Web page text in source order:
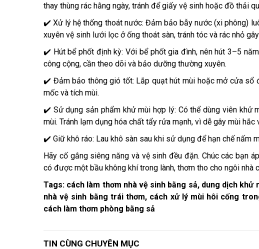
thay thùng rác hằng ngày, tránh để giấy vệ sinh hoặc đồ thải
✔️ Xử lý hệ thống thoát nước: Đảm bảo bẫy nước (xi phông)
xuyên vệ sinh lưới lọc ở ống thoát sàn, tránh tóc và rác nhỏ
✔️ Hút bể phốt định kỳ: Với bể phốt gia đình, nên hút 3–5
công cộng, cần theo dõi và bảo dưỡng thường xuyên.
✔️ Đảm bảo thông gió tốt: Lắp quạt hút mùi hoặc mở cửa sổ
mốc và tích mùi.
✔️ Sử dụng sản phẩm khử mùi hợp lý: Có thể dùng viên khử
mùi. Tránh lạm dụng hóa chất tẩy rửa mạnh, vì dễ gây mùi hắc
✔️ Giữ khô ráo: Lau khô sàn sau khi sử dụng để hạn chế nấm
Hãy cố gắng siêng năng và vệ sinh đều đặn. Chúc các bạn
có được một bầu không khí trong lành, thơm tho cho ngôi nhà
Tags: cách làm thơm nhà vệ sinh bằng sả, dung dịch
nhà vệ sinh bằng trái thơm, cách xử lý mùi hôi cống
cách làm thơm phòng bằng sả
TIN CÙNG CHUYÊN MỤC